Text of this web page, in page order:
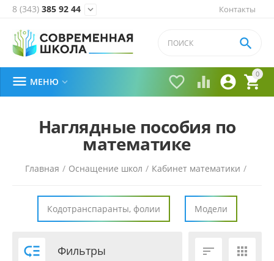
Контакты
8 (343) 385 92 44 
0


 

 МЕНЮ 
Наглядные пособия по
математике
Главная / Оснащение школ / Кабинет математики /
Кодотранспаранты, фолии Модели
 Фильтры  